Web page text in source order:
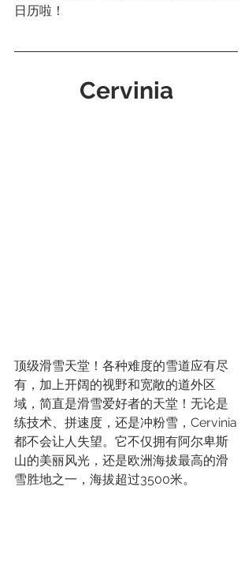
日历啦！
Cervinia
顶级滑雪天堂！各种难度的雪道应有尽
有，加上开阔的视野和宽敞的道外区
域，简直是滑雪爱好者的天堂！无论是
练技术、拼速度，还是冲粉雪，Cervinia
都不会让人失望。它不仅拥有阿尔卑斯
山的美丽风光，还是欧洲海拔最高的滑
雪胜地之一，海拔超过3500米。